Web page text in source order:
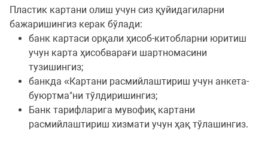
Пластик картани олиш учун сиз қуйидагиларни
бажаришингиз керак бўлади:
банк картаси орқали ҳисоб-китобларни юритиш
учун карта ҳисобварағи шартномасини
тузишингиз;
банкда «Картани расмийлаштириш учун анкета-
буюртма"ни тўлдиришингиз;
Банк тарифларига мувофиқ картани
расмийлаштириш хизмати учун ҳақ тўлашингиз.